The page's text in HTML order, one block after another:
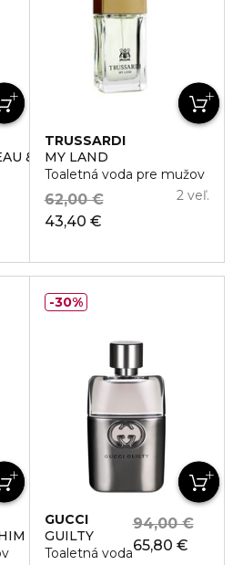
& CEDRE
TRUSSARDI
MY LAND
Toaletná voda pre mužov
43,40 €
62,00 € 2 veľ.
GUCCI
GUILTY
Toaletná voda65,80 €
94,00 €
30%